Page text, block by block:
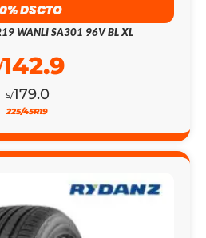
DSCTO
WANLI SA301 96V BL XL
S/179.0
142.9
225/45R19